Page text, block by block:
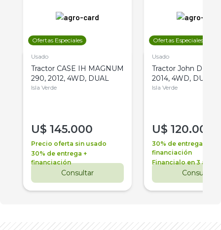
Ofertas Especiales
Usado
Tractor CASE IH MAGNUM
290, 2012, 4WD, DUAL
Isla Verde
U$ 145.000
Precio oferta sin usado
30% de entrega +
financiación
Consultar
Ofertas Especiales
Usado
Tractor John Deere
2014, 4WD, DUAL
Isla Verde
U$ 120.000
30% de entrega +
financiación
Financialo en 3 años
Consultar